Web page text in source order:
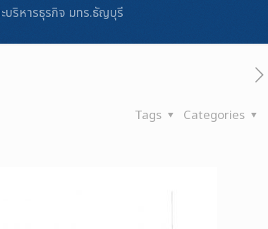
บริหารธุรกิจ มทร.ธัญบุรี
Categories
Tags